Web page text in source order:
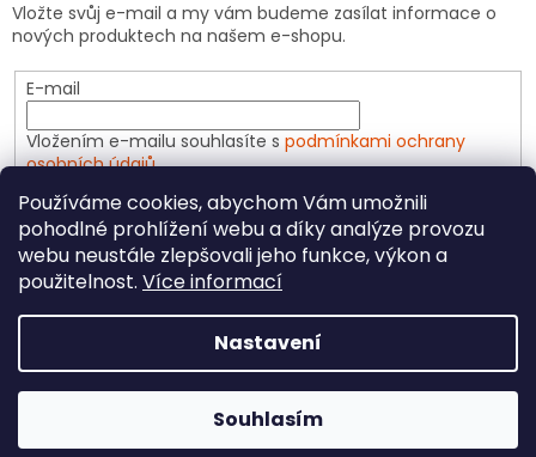
Používáme cookies, abychom Vám umožnili
pohodlné prohlížení webu a díky analýze provozu
webu neustále zlepšovali jeho funkce, výkon a
použitelnost. Více informací
Nastavení
Souhlasím
Vložte svůj e-mail a my vám budeme zasílat informace o
nových produktech na našem e-shopu.
E-mail
Vložením e-mailu souhlasíte s podmínkami ochrany
osobních údajů
PŘIHLÁSIT SE
Copyright 2026CeliakShop.cz. Všechna práva
vyhrazena.